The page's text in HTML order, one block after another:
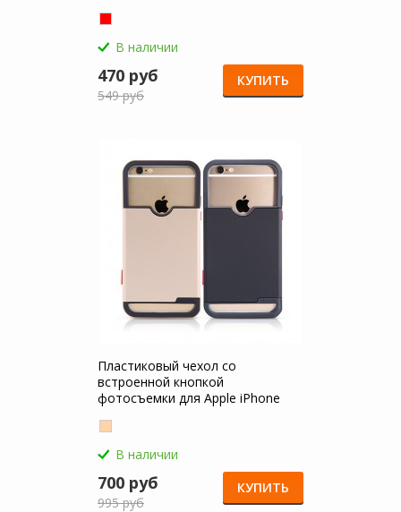
В наличии
470 руб
549 руб
КУПИТЬ
Пластиковый чехол со
встроенной кнопкой
фотосъемки для Apple iPhone
В наличии
700 руб
995 руб
КУПИТЬ